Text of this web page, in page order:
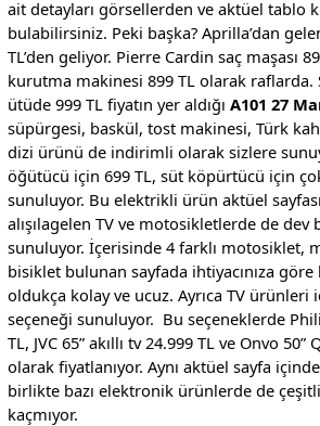
ait detayları görsellerden ve aktüel tablo
bulabilirsiniz. Peki başka? Aprilla’dan
TL’den geliyor. Pierre Cardin saç maşası
kurutma makinesi 899 TL olarak raflarda.
ütüde 999 TL fiyatın yer aldığı A101 27
süpürgesi, baskül, tost makinesi, Türk
dizi ürünü de indirimli olarak sizlere
öğütücü için 699 TL, süt köpürtücü için
sunuluyor. Bu elektrikli ürün aktüel
alışılagelen TV ve motosikletlerde de dev
sunuluyor. İçerisinde 4 farklı motosiklet,
bisiklet bulunan sayfada ihtiyacınıza
oldukça kolay ve ucuz. Ayrıca TV ürünleri
seçeneği sunuluyor. Bu seçeneklerde
TL, JVC 65” akıllı tv 24.999 TL ve Onvo 50”
olarak fiyatlanıyor. Aynı aktüel sayfa
birlikte bazı elektronik ürünlerde de
kaçmıyor.